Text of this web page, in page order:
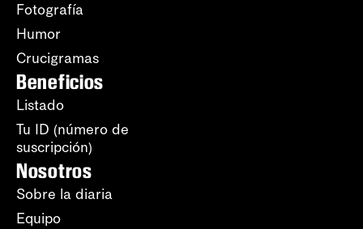
Fotografía
Humor
Crucigramas
Beneficios
Listado
Tu ID (número de
suscripción)
Nosotros
Sobre la diaria
Equipo